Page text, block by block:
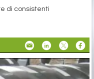
di consistenti